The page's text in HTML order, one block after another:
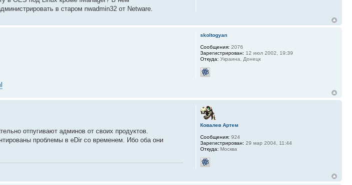
в старом nwadmin32 от Netware.
skoltogyan
Сообщения: 2076
Зарегистрирован: 12 июл 2002, 19:39
Откуда: Украина, Донецк
отпугивают админов от своих продуктов.
проблемы в eDir со временем. Ибо оба они
Ковалев Артем
Сообщения: 924
Зарегистрирован: 29 мар 2004, 11:44
Откуда: Москва